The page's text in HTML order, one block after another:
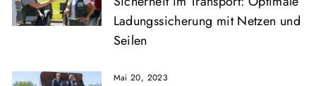
Ladungssicherung mit Netzen und
Seilen
Mai 20, 2023